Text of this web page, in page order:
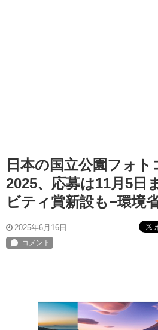
日本の国立公園フォト
2025、応募は11月5日
ビティ賞新設も−環境
2025年6月16日